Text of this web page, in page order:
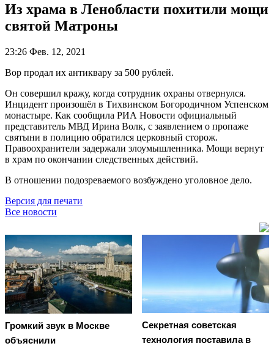
Из храма в Ленобласти похитили мощи
святой Матроны
23:26 Фев. 12, 2021
Вор продал их антиквару за 500 рублей.
Он совершил кражу, когда сотрудник охраны отвернулся.
Инцидент произошёл в Тихвинском Богородичном Успенском
монастыре. Как сообщила РИА Новости официальный
представитель МВД Ирина Волк, с заявлением о пропаже
святыни в полицию обратился церковный сторож.
Правоохранители задержали злоумышленника. Мощи вернут
в храм по окончании следственных действий.
В отношении подозреваемого возбуждено уголовное дело.
Версия для печати
Все новости
Громкий звук в Москве
объяснили
Секретная советская
технология поставила в